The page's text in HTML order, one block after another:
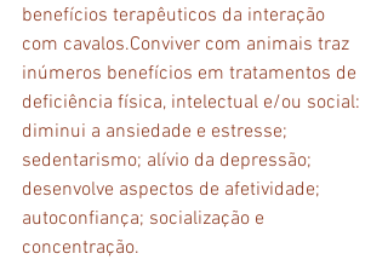
benefícios terapêuticos da interação
com cavalos.Conviver com animais traz
inúmeros benefícios em tratamentos de
deficiência física, intelectual e/ou social:
diminui a ansiedade e estresse;
sedentarismo; alívio da depressão;
desenvolve aspectos de afetividade;
autoconfiança; socialização e
concentração.